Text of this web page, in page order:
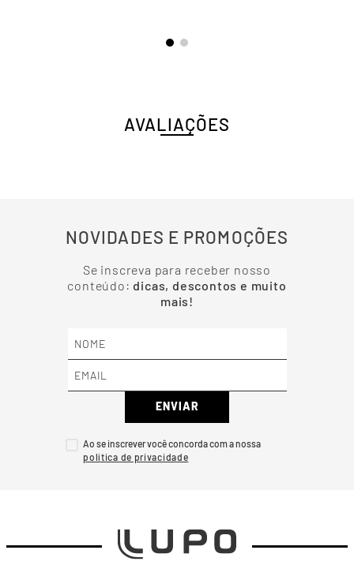
AVALIAÇÕES
NOVIDADES E PROMOÇÕES
Se inscreva para receber nosso
conteúdo: dicas, descontos e muito
mais!
ENVIAR
Ao se inscrever você concorda com a nossa